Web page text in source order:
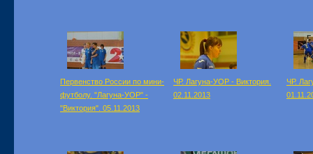
Первенство России по мини-
футболу. "Лагуна-УОР" -
"Виктория". 05.11.2013
ЧР. Лагуна-УОР - Виктория.
02.11.2013
ЧР.